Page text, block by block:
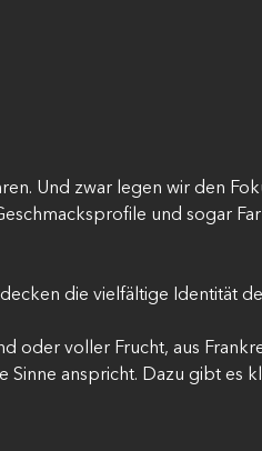
Und zwar legen wir den
und sogar
die vielfältige Identität
oder voller Frucht, aus
anspricht. Dazu gibt es